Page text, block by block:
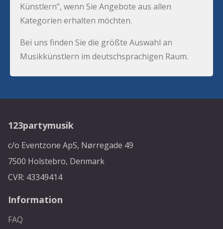
Künstlern”, wenn Sie Angebote aus allen
Kategorien erhalten möchten.
Bei uns finden Sie die größte Auswahl an
Musikkünstlern im deutschsprachigen Raum.
123partymusik
c/o Eventzone ApS, Nørregade 49
7500 Holstebro, Denmark
CVR: 43349414
Information
FAQ